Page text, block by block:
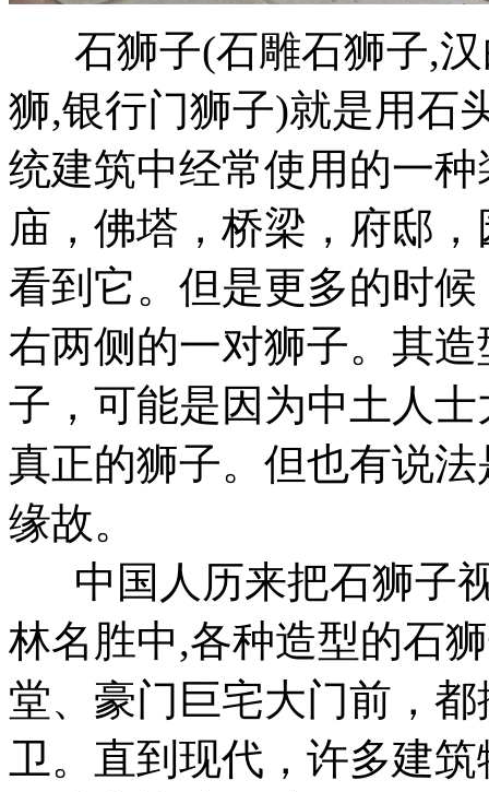
石狮子(石雕石狮子,汉
狮,银行门狮子)就是用石
统建筑中经常使用的一
庙，佛塔，桥梁，府邸
看到它。但是更多的时
右两侧的一对狮子。其
子，可能是因为中土人
真正的狮子。但也有说
缘故。
中国人历来把石狮子
林名胜中,各种造型的石
堂、豪门巨宅大门前，
卫。直到现代，许多建